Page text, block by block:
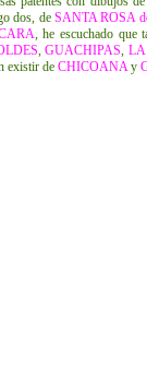
dos, deSANTA ROSA
, he escuchado que
,GUACHIPAS, LA
existir de CHICOANAy